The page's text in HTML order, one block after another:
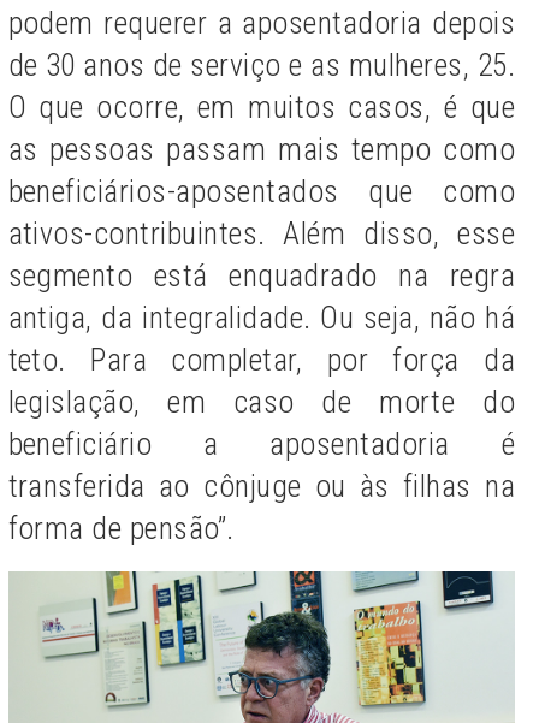
podem requerer a aposentadoria depois
de 30 anos de serviço e as mulheres, 25.
O que ocorre, em muitos casos, é que
as pessoas passam mais tempo como
beneficiários-aposentados que como
ativos-contribuintes. Além disso, esse
segmento está enquadrado na regra
antiga, da integralidade. Ou seja, não há
teto. Para completar, por força da
legislação, em caso de morte do
beneficiário a aposentadoria é
transferida ao cônjuge ou às filhas na
forma de pensão”.